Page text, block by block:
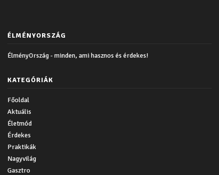
ÉLMÉNYORSZÁG
ÉlményOrszág - minden, ami hasznos és érdekes!
KATEGÓRIÁK
Főoldal
Aktuális
Életmód
Érdekes
Praktikák
Nagyvilág
Gasztro